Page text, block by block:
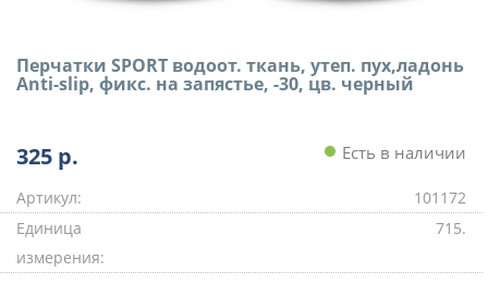
Перчатки SPORT водоот. ткань, утеп. пух,ладонь
Anti-slip, фикс. на запястье, -30, цв. черный
325 р. Есть в наличии
Артикул:
101172
Единица
измерения:
715.